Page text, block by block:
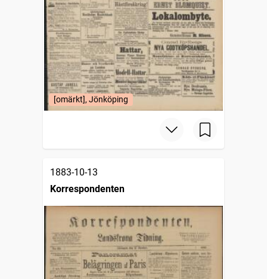
[omärkt], Jönköping
1883-10-13
Korrespondenten